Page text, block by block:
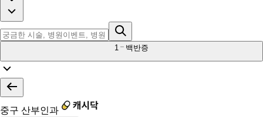
1 백반증
중구 산부인과